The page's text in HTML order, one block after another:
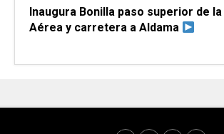
Inaugura Bonilla paso superior de
Aérea y carretera a Aldama